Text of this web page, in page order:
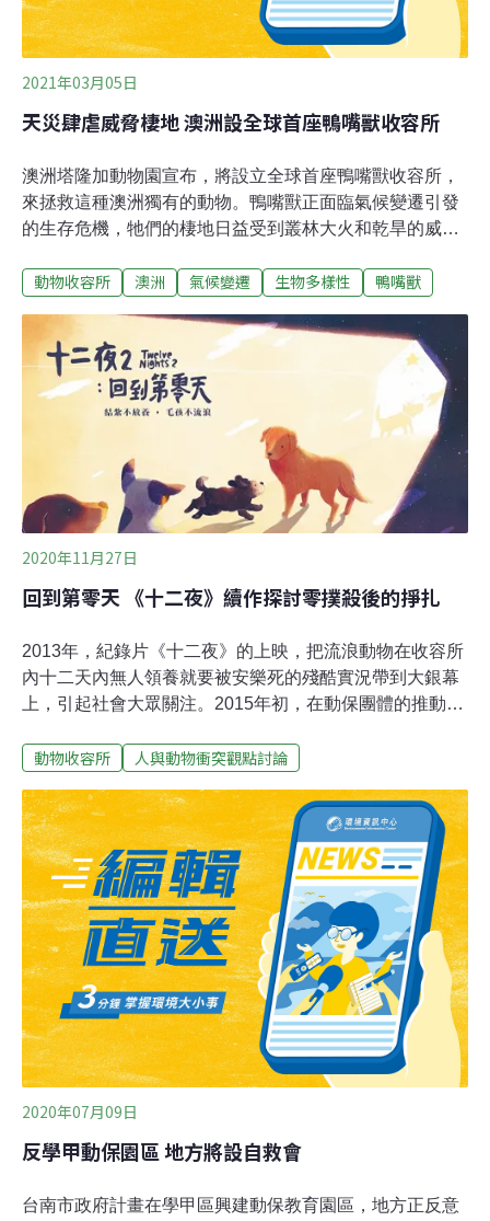
不過像是「10點後才可以牽狗出去」、「4點離開」
2021年03月05日
天災肆虐威脅棲地 澳洲設全球首座鴨嘴獸收容所
澳洲塔隆加動物園宣布，將設立全球首座鴨嘴獸收容所，
來拯救這種澳洲獨有的動物。鴨嘴獸正面臨氣候變遷引發
的生存危機，牠們的棲地日益受到叢林大火和乾旱的威
這座收容所將位於雪梨西北方距離5小時車程的杜波
照護，最多可收容65隻。預計明年完工的收容所還將作為
研究中心，專門研究這種卵生動物的繁殖生物學。眾所周
知，鴨嘴獸在豢養狀態下難以繁殖。塔隆加動物園野生動
物保育主管馬爾（Phoebe Meagher）告訴法新社，這項
計畫源於澳洲乾旱期越來越長，以及2019至2020年間澳洲
發生叢林大火肆虐的「黑色夏天」，造成鴨嘴獸的棲地遭
到嚴重破壞。科學家估計，那年夏天的野火造成澳洲30億
隻動物死亡。但在此之前，鴨嘴獸的生存已受到威脅。
動物收容所 澳洲 氣候變遷 生物多樣性 鴨嘴獸
2020年11月27日
回到第零天 《十二夜》續作探討零撲殺後的掙扎
2013年，紀錄片《十二夜》的上映，把流浪動物在收容所
內十二天內無人領養就要被安樂死的殘酷實況帶到大銀幕
上，引起社會大眾關注。2015年初，在動保團體的推動
二夜條款」，零撲殺政策正式上路。流浪動物的困境並未
流浪動物蹤跡，寵物結紮觀念也尚待推廣。浪犬數量未見
減少，衍生許多社會成本。在零撲殺政策上路前，還可以
運用安樂死。而現在，公家機關面臨轉型的難題，民間團
體則持續找尋族群控制的方法。時隔七年，Raye執導的續
作《十二夜2：回到第零天》回到人類視角，試著探究浪
犬問題的成因和解方。純記錄心態拍攝 卻引起蝴蝶效應回
顧七年前的《十二夜》，全片以「狗的視角」拍攝，描繪
收容所裡髒亂、絕望的景象，引起民眾共感，加上名人效
應與資源挹注，使此片獲得相當高的社會關注。「當時用
比較感受性的方式，讓人產生同理心、覺得
動物收容所 人與動物衝突觀點討論
2020年07月09日
反學甲動保園區 地方將設自救會
台南市政府計畫在學甲區興建動保教育園區，地方正反意